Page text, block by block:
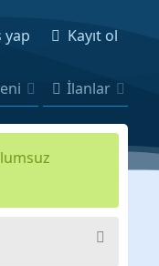
yap Kayıt ol
İlanlar